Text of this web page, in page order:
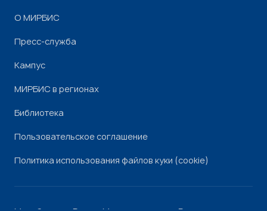
О МИРБИС
Пресс-служба
Кампус
МИРБИС в регионах
Библиотека
Пользовательское соглашение
Политика использования файлов куки (cookie)